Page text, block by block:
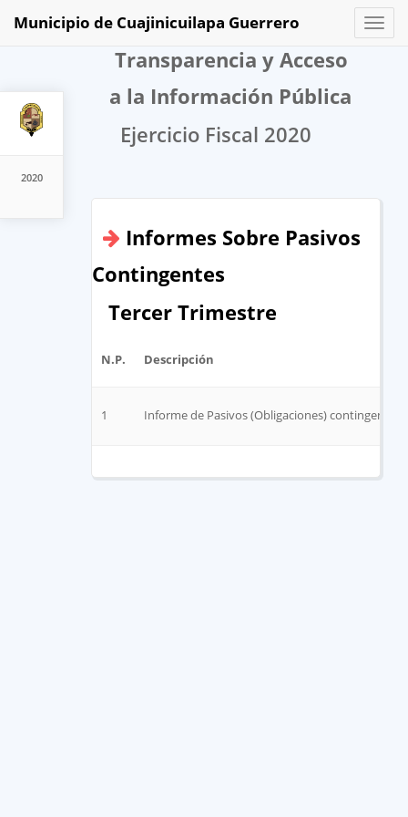
2020
Toggle
Municipio de Cuajinicuilapa Guerrero
Transparencia y Acceso
a la Información Pública
Ejercicio Fiscal 2020
Informes Sobre Pasivos
Contingentes
Tercer Trimestre
N.P. Descripción
1 Informe de Pasivos (Obligaciones) contingentes